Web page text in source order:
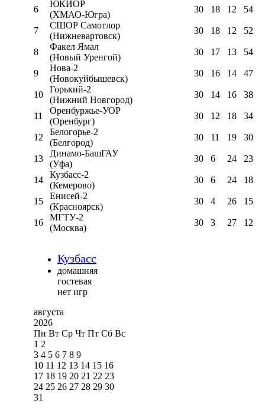
6
ЮКИОР
(ХМАО-Югра)
30 18 12 54
7
СШОР Самотлор
(Нижневартовск)
30 18 12 52
8
Факел Ямал
(Новый Уренгой)
30 17 13 54
9
Нова-2
(Новокуйбышевск)
30 16 14 47
10
Горький-2
(Нижний Новгород)
30 14 16 38
11
Оренбуржье-УОР
(Оренбург)
30 12 18 34
12
Белогорье-2
(Белгород)
30 11 19 30
13
Динамо-БашГАУ
(Уфа)
30 6 24 23
14
Кузбасс-2
(Кемерово)
30 6 24 18
15
Енисей-2
(Красноярск)
30 4 26 15
16
МГТУ-2
(Москва)
30 3 27 12
Кузбасс
домашняя
гостевая
нет игр
августа
2026
Пн Вт Ср Чт Пт Сб Вс
1 2
3 4 5 6 7 8 9
10 11 12 13 14 15 16
17 18 19 20 21 22 23
24 25 26 27 28 29 30
31